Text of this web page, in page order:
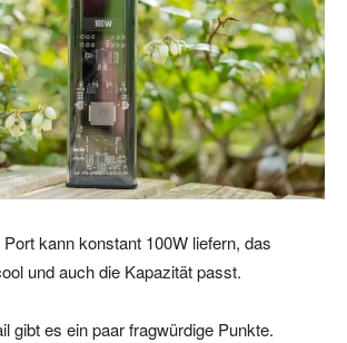
kann konstant 100W liefern, das
und auch die Kapazität passt.
gibt es ein paar fragwürdige Punkte.